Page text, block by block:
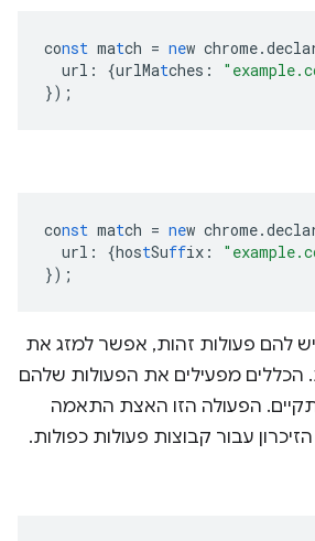
const match = new
url : {urlMatches :
});
const match = new
url : {hostSuffix :
});
להם פעולות זהות, אפשר למזג את
הכללים מפעילים את הפעולות שלהם
הפעולה הזו האצת התאמה
עבור קבוצות פעולות כפולות.